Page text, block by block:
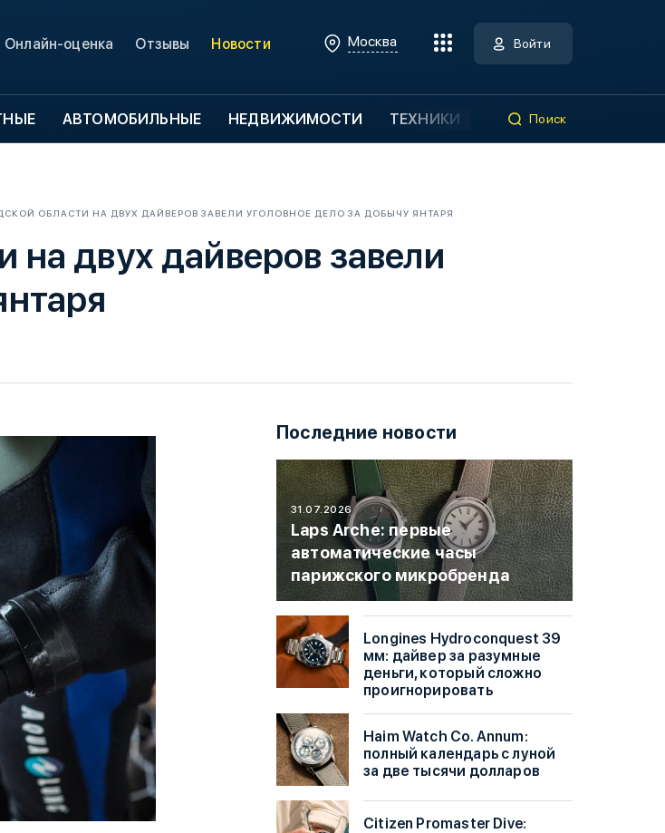
Онлайн-оценка Отзывы Новости Москва Войти
АВТОМОБИЛЬНЫЕ НЕДВИЖИМОСТИ ТЕХНИКИ Поиск
ОБЛАСТИ НА ДВУХ ДАЙВЕРОВ ЗАВЕЛИ УГОЛОВНОЕ ДЕЛО ЗА ДОБЫЧУ ЯНТАРЯ
на двух дайверов завели
Последние новости
31.07.2026
Laps Arche: первые
автоматические часы
парижского микробренда
Longines Hydroconquest 39
мм: дайвер за разумные
деньги, который сложно
проигнорировать
Haim Watch Co. Annum:
полный календарь с луной
за две тысячи долларов
Citizen Promaster Dive: